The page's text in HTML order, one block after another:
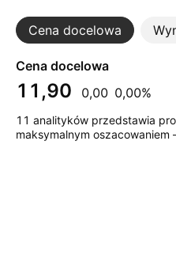
Cena docelowa
Cena docelowa
11,90 0,00 0,00%
11 analityków przedstawia
maksymalnym